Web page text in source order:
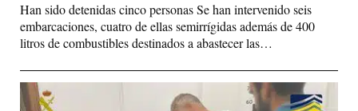
Han sido detenidas cinco personas Se han intervenido seis
embarcaciones, cuatro de ellas semirrígidas además de 400
litros de combustibles destinados a abastecer las…